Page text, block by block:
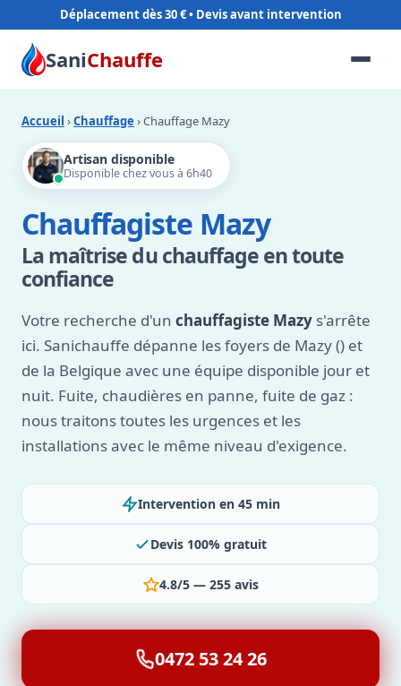
Déplacement dès 30 €
SaniChauffe
Accueil ›Chauffage › Chauffage Mazy
Artisan disponible
Disponible chez vous à 6h40
Chauffagiste Mazy
La maîtrise du chauffage en toute
confiance
Votre recherche d'un chauffagiste Mazy s'arrête
ici. Sanichauffe dépanne les foyers de Mazy () et
de la Belgique avec une équipe disponible jour et
nuit. Fuite, chaudières en panne, fuite de gaz :
nous traitons toutes les urgences et les
installations avec le même niveau d'exigence.
Intervention en 45 min
Devis 100% gratuit
4.8/5 — 255 avis
0472 53 24 26